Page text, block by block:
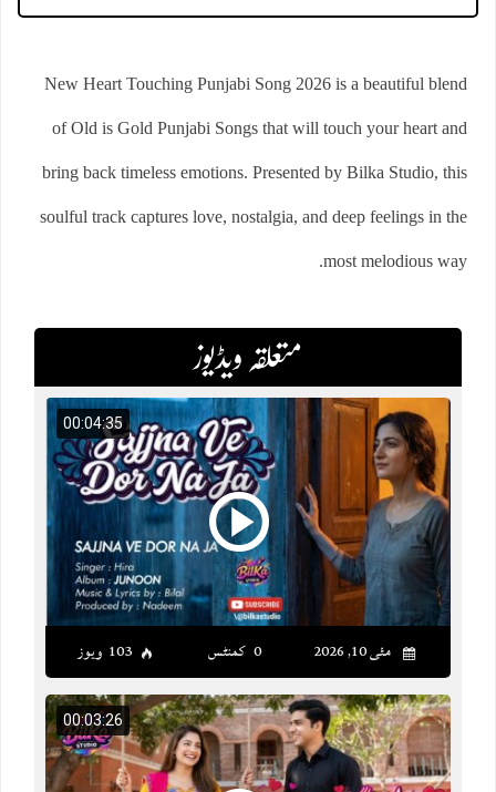
New Heart Touching Punjabi Song 2026 is a beautiful blend
of Old is Gold Punjabi Songs that will touch your heart and
bring back timeless emotions. Presented by Bilka Studio, this
soulful track captures love, nostalgia, and deep feelings in the
most melodious way.
متعلقہ ویڈیوز
00:04:35
مئی 10, 2026 0 کمنٹس 103 ویوز
00:03:26